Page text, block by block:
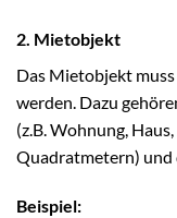
2. Mietobjekt
Das Mietobjekt
werden. Dazu
(z.B. Wohnung,
Quadratmetern) und
Beispiel: